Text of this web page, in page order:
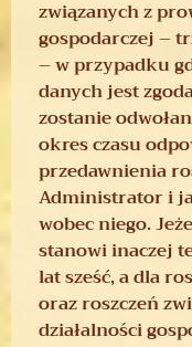
związanych z
gospodarczej –
– w przypadku
danych jest
zostanie
okres czasu
przedawnienia
Administrator i
wobec niego.
stanowi inaczej
lat sześć, a dla
oraz roszczeń
działalności